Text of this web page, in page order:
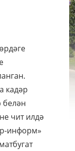
кадәр
белән
чит илдә
информ»